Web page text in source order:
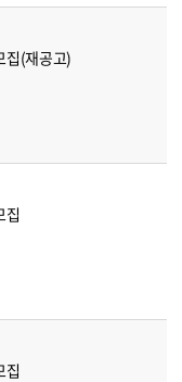
집(재공고)
집
집